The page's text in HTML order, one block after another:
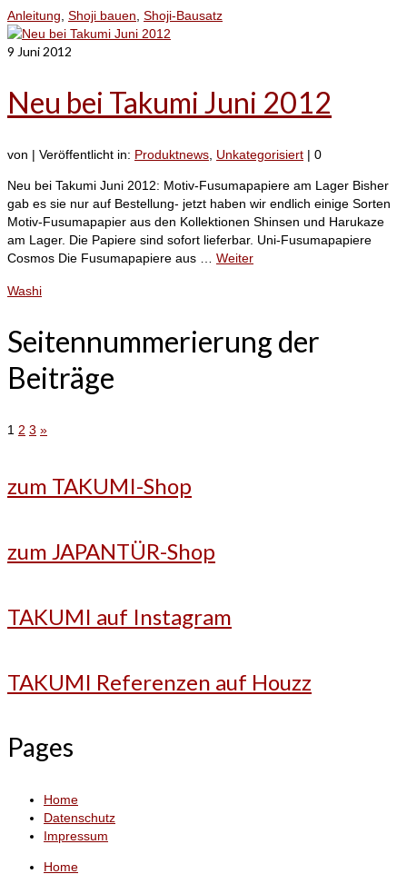
Anleitung Shoji bauen Shoji-Bausatz
9 Juni 2012
Neu bei Takumi Juni 2012
von | Veröffentlicht in: Produktnews Unkategorisiert | 0
Neu bei Takumi Juni 2012: Motiv-Fusumapapiere am Lager Bisher
gab es sie nur auf Bestellung- jetzt haben wir endlich einige Sorten
Motiv-Fusumapapier aus den Kollektionen Shinsen und Harukaze
am Lager. Die Papiere sind sofort lieferbar. Uni-Fusumapapiere
Cosmos Die Fusumapapiere aus … Weiter
Washi
Seitennummerierung der
Beiträge
1 2 3 »
zum TAKUMI-Shop
zum JAPANTÜR-Shop
TAKUMI auf Instagram
TAKUMI Referenzen auf Houzz
Pages
Home
Datenschutz
Impressum
Home